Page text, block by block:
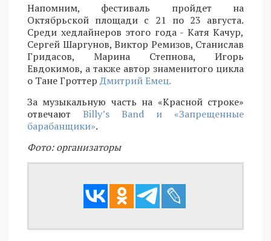
Напомним, фестиваль пройдет на
Октябрьской площади с 21 по 23 августа.
Среди хедлайнеров этого года - Катя Качур,
Сергей Шаргунов, Виктор Ремизов, Станислав
Гридасов, Марина Степнова, Игорь
Евдокимов, а также автор знаменитого цикла
о Тане ГроттерДмитрий Емец.
За музыкальную часть на «Красной строке»
отвечают Billy’s Band и «Запрещенные
барабанщики».
Фото: организаторы